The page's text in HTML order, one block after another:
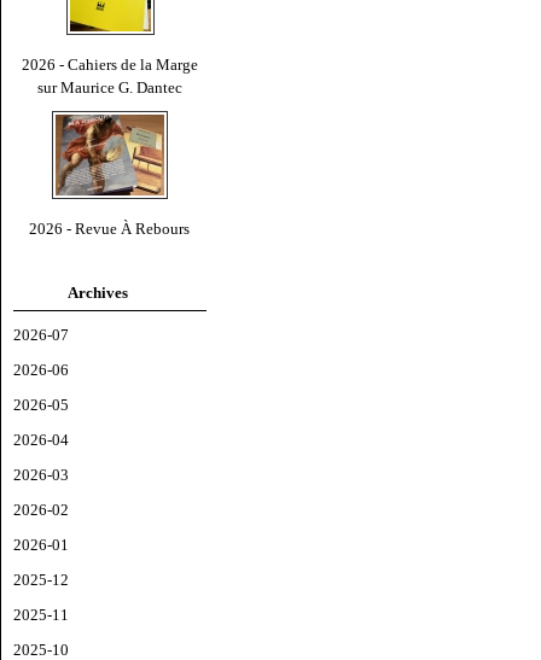
2026 - Cahiers de la Marge
sur Maurice G. Dantec
2026 - Revue À Rebours
Archives
2026-07
2026-06
2026-05
2026-04
2026-03
2026-02
2026-01
2025-12
2025-11
2025-10